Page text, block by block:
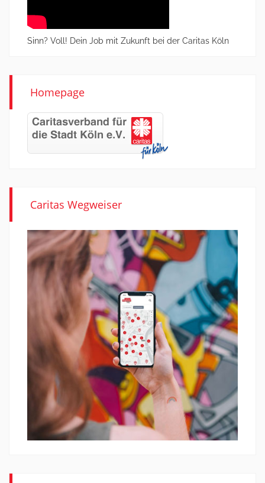
Sinn? Voll! Dein Job mit Zukunft bei der Caritas Köln
Homepage
Caritas Wegweiser